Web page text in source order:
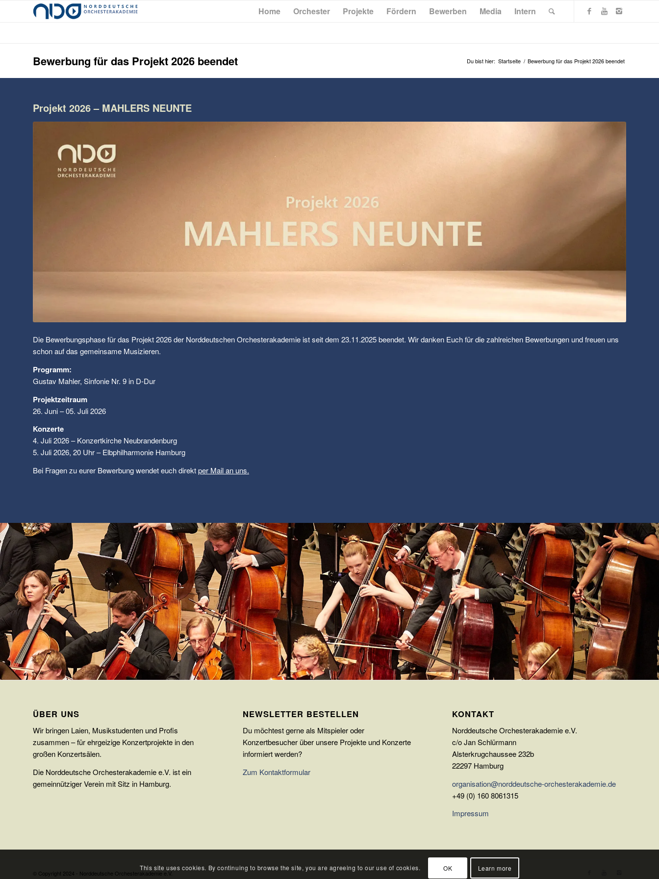
Home Orchester Projekte Fördern Bewerben Media Intern
Bewerbung für das Projekt 2026 beendet Du bist hier: Startseite / Bewerbung für das Projekt 2026 beendet
Projekt 2026 – MAHLERS NEUNTE
Die Bewerbungsphase für das Projekt 2026 der Norddeutschen Orchesterakademie ist seit dem 23.11.2025 beendet. Wir danken Euch für die zahlreichen Bewerbungen und freuen uns
schon auf das gemeinsame Musizieren.
Programm:
Gustav Mahler, Sinfonie Nr. 9 in D-Dur
Projektzeitraum
26. Juni – 05. Juli 2026
Konzerte
4. Juli 2026 – Konzertkirche Neubrandenburg
5. Juli 2026, 20 Uhr – Elbphilharmonie Hamburg
Bei Fragen zu eurer Bewerbung wendet euch direktper Mail an uns.
ÜBER UNS
Wir bringen Laien, Musikstudenten und Profis
zusammen – für ehrgeizige Konzertprojekte in den
großen Konzertsälen.
Die Norddeutsche Orchesterakademie e.V. ist ein
gemeinnütziger Verein mit Sitz in Hamburg.
NEWSLETTER BESTELLEN
Du möchtest gerne als Mitspieler oder
Konzertbesucher über unsere Projekte und Konzerte
informiert werden?
Zum Kontaktformular
KONTAKT
Norddeutsche Orchesterakademie e.V.
c/o Jan Schlürmann
Alsterkrugchaussee 232b
22297 Hamburg
organisation@norddeutsche-orchesterakademie.de
+49 (0) 160 8061315
Impressum
© Copyright 2024 - Norddeutsche Orchesterakademie e.V.
This site uses cookies. By continuing to browse the site, you are agreeing to our use of cookies. OK Learn more